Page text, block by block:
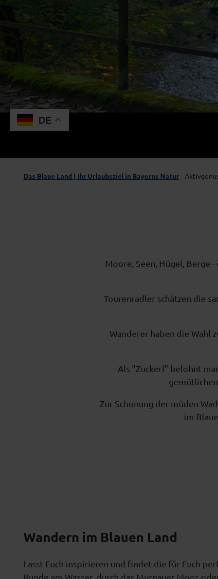
Das Blaue Land | Ihr Urlaubsziel in Bayerns Natur
Moore, Seen, Hügel, Berge
Tourenradler schätzen die
Wanderer haben die Wahl
Als "Zuckerl" belohnt
Zur Schonung der müden
im
Wandern im Blauen Land
Lasst Euch inspirieren und findet die für Euch
DE